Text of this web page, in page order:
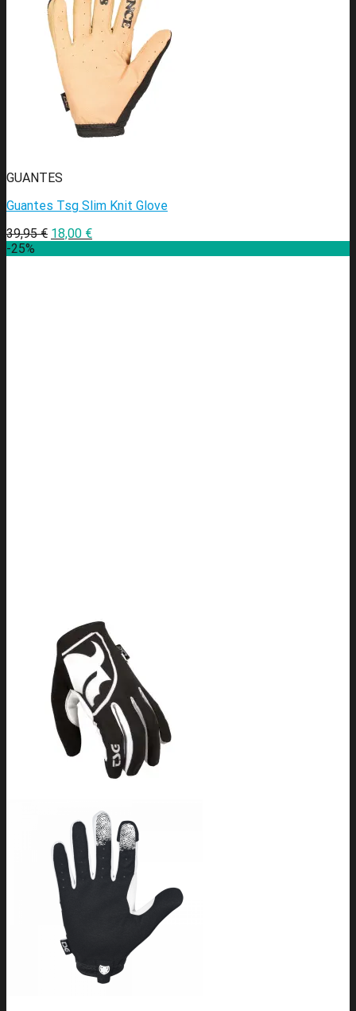
GUANTES
Guantes Tsg Slim Knit Glove
39,95€ 18,00 €
-25%